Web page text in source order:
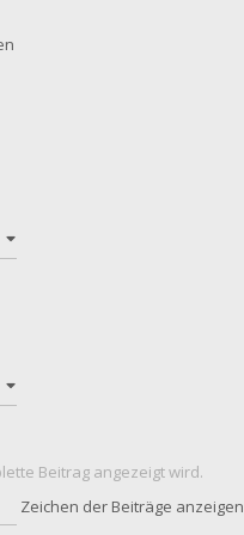
Beitrag angezeigt wird.
Zeichen der Beiträge anzeigen